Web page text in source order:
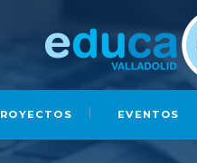
EVENTOS